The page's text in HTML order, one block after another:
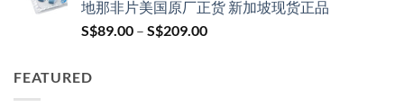
地那非片美国原厂正货 新加坡现货正品
S$89.00 – S$209.00Price
FEATURED